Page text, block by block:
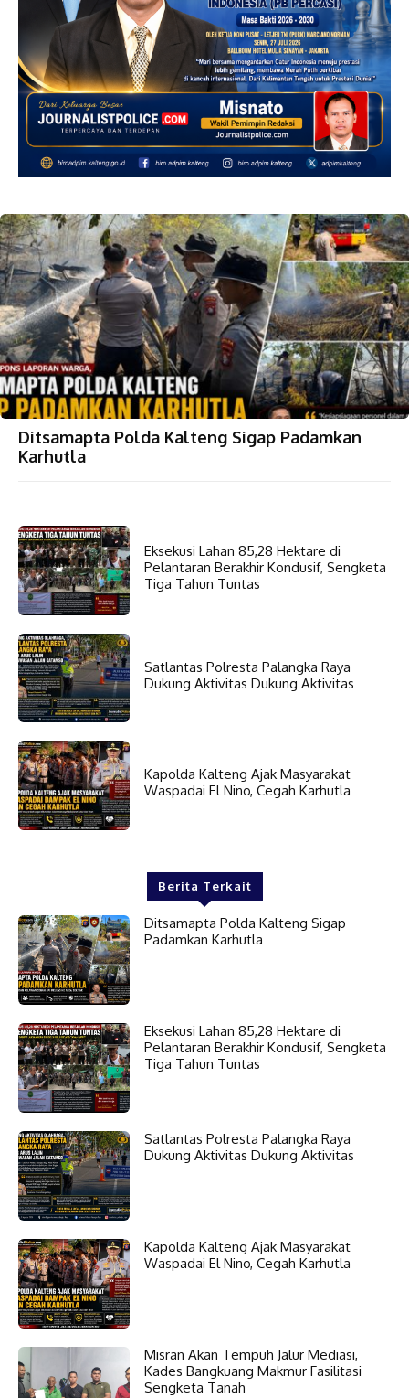
Ditsamapta Polda Kalteng Sigap Padamkan
Karhutla
Eksekusi Lahan 85,28 Hektare di
Pelantaran Berakhir Kondusif, Sengketa
Tiga Tahun Tuntas
Satlantas Polresta Palangka Raya
Dukung Aktivitas Dukung Aktivitas
Kapolda Kalteng Ajak Masyarakat
Waspadai El Nino, Cegah Karhutla
Berita Terkait
Ditsamapta Polda Kalteng Sigap
Padamkan Karhutla
Eksekusi Lahan 85,28 Hektare di
Pelantaran Berakhir Kondusif, Sengketa
Tiga Tahun Tuntas
Satlantas Polresta Palangka Raya
Dukung Aktivitas Dukung Aktivitas
Kapolda Kalteng Ajak Masyarakat
Waspadai El Nino, Cegah Karhutla
Misran Akan Tempuh Jalur Mediasi,
Kades Bangkuang Makmur Fasilitasi
Sengketa Tanah